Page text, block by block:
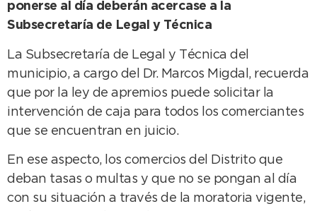
ponerse al día deberán acercase a la
Subsecretaría de Legal y Técnica
La Subsecretaría de Legal y Técnica del
municipio, a cargo del Dr. Marcos Migdal, recuerda
que por la ley de apremios puede solicitar la
intervención de caja para todos los comerciantes
que se encuentran en juicio.
En ese aspecto, los comercios del Distrito que
deban tasas o multas y que no se pongan al día
con su situación a través de la moratoria vigente,